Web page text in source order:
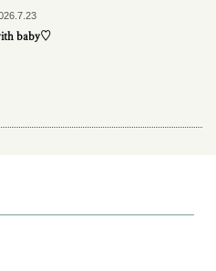
baby♡